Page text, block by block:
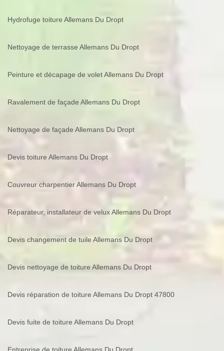
Hydrofuge toiture Allemans Du Dropt
Nettoyage de terrasse Allemans Du Dropt
Peinture et décapage de volet Allemans Du Dropt
Ravalement de façade Allemans Du Dropt
Nettoyage de façade Allemans Du Dropt
Devis toiture Allemans Du Dropt
Couvreur charpentier Allemans Du Dropt
Réparateur, installateur de velux Allemans Du Dropt
Devis changement de tuile Allemans Du Dropt
Devis nettoyage de toiture Allemans Du Dropt
Devis réparation de toiture Allemans Du Dropt 47800
Devis fuite de toiture Allemans Du Dropt